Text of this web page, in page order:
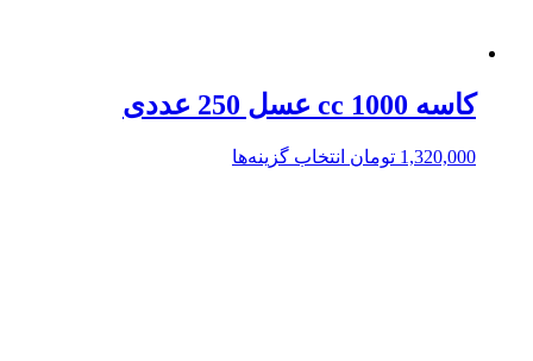
کاسه 1000 cc عسل 250 عددی
1,320,000 تومان انتخاب گزینه‌ها